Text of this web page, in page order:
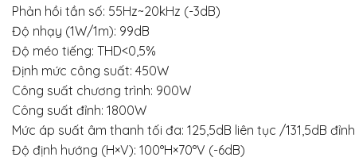
Phản hồi tần số: 55Hz~20kHz (-3dB)
Độ nhạy (1W/1m): 99dB
Độ méo tiếng: THD<0,5%
Định mức công suất: 450W
Công suất chương trình: 900W
Công suất đỉnh: 1800W
Mức áp suất âm thanh tối đa: 125,5dB liên tục /131,5dB đỉnh
Độ định hướng (H×V): 100°H×70°V (-6dB)